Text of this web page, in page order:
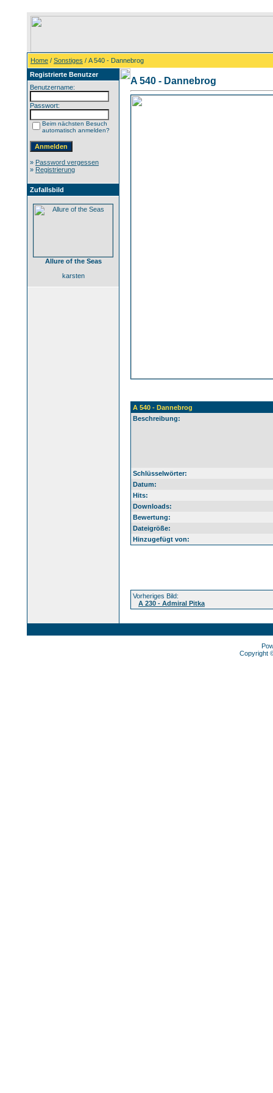
Home / Sonstiges / A 540 - Dannebrog
Registrierte Benutzer
Benutzername:
Passwort:
Beim nächsten Besuch
automatisch anmelden?
» Password vergessen
» Registrierung
Zufallsbild
Allure of the Seas
karsten
A 540 - Dannebrog
A 540 - Dannebrog
Beschreibung:
Schlüsselwörter:
Datum:
Hits:
Downloads:
Bewertung:
Dateigröße:
Hinzugefügt von:
Vorheriges Bild:
A 230 - Admiral Pitka
Copyright